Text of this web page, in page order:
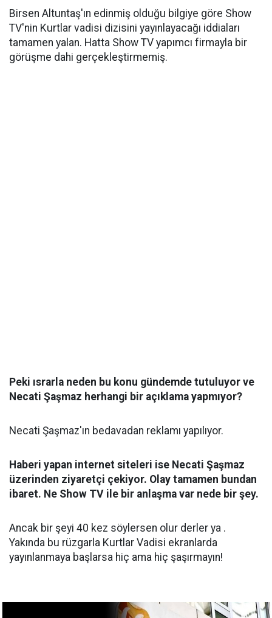
Birsen Altuntaş'ın edinmiş olduğu bilgiye göre Show
TV'nin Kurtlar vadisi dizisini yayınlayacağı iddiaları
tamamen yalan. Hatta Show TV yapımcı firmayla bir
görüşme dahi gerçekleştirmemiş.
Peki ısrarla neden bu konu gündemde tutuluyor ve
Necati Şaşmaz herhangi bir açıklama yapmıyor?
Necati Şaşmaz'ın bedavadan reklamı yapılıyor.
Haberi yapan internet siteleri ise Necati Şaşmaz
üzerinden ziyaretçi çekiyor. Olay tamamen bundan
ibaret. Ne Show TV ile bir anlaşma var nede bir şey.
Ancak bir şeyi 40 kez söylersen olur derler ya .
Yakında bu rüzgarla Kurtlar Vadisi ekranlarda
yayınlanmaya başlarsa hiç ama hiç şaşırmayın!